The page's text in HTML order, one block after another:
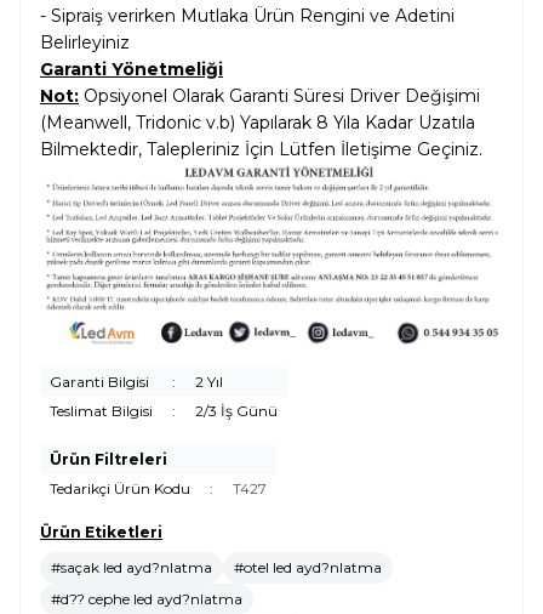
- Sipraiş verirken Mutlaka Ürün Rengini ve Adetini
Belirleyiniz
Garanti Yönetmeliği
Not: Opsiyonel Olarak Garanti Süresi Driver Değişimi
(Meanwell, Tridonic v.b) Yapılarak 8 Yıla Kadar Uzatıla
Bilmektedir, Talepleriniz İçin Lütfen İletişime Geçiniz.
Garanti Bilgisi :
2 Yıl
Teslimat Bilgisi
: 2/3 İş Günü
Ürün Filtreleri
Tedarikçi Ürün Kodu
: T427
Ürün Etiketleri
#saçak led ayd?nlatma
#otel led ayd?nlatma
#d?? cephe led ayd?nlatma